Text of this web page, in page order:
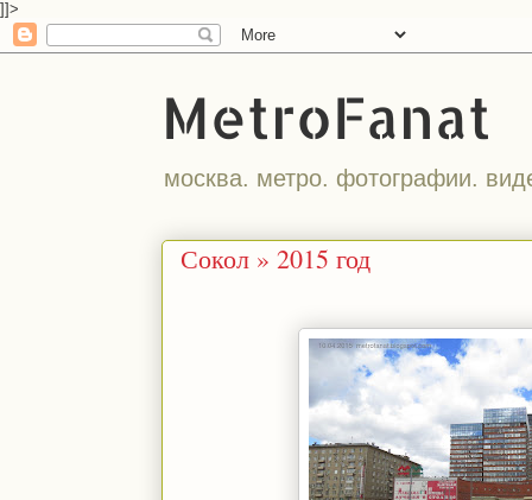
]]>
MetroFanat
москва. метро. фотографии.
Сокол » 2015 год